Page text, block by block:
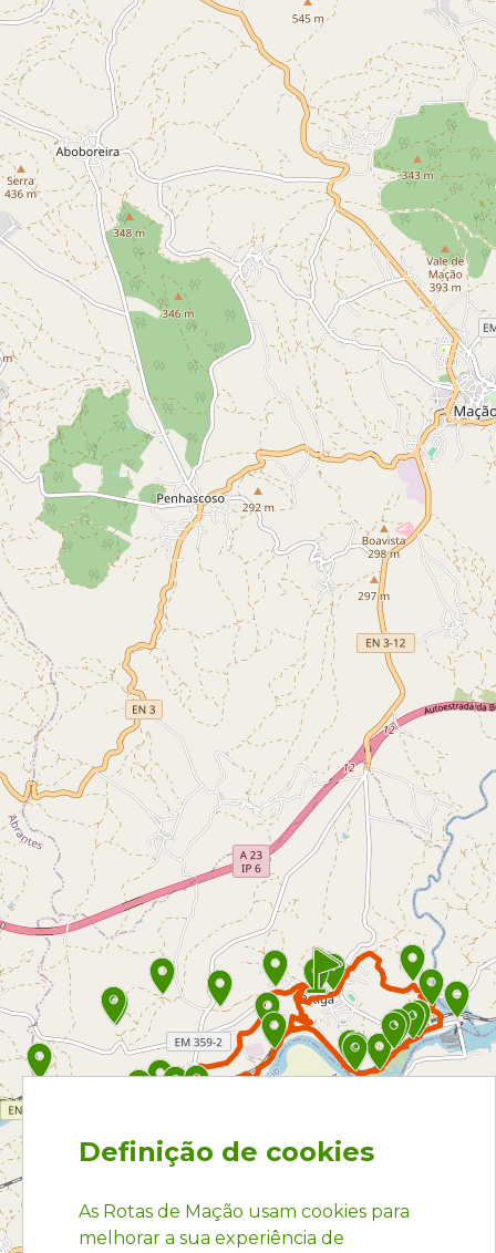
Definição de cookies
As Rotas de Mação usam cookies para
melhorar a sua experiência de